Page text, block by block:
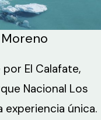
El Calafate,
Nacional Los
única.